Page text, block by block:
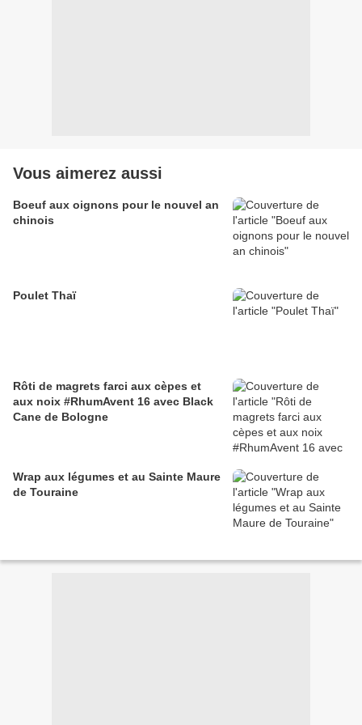
Vous aimerez aussi
Boeuf aux oignons pour le nouvel an
chinois
Poulet Thaï
Rôti de magrets farci aux cèpes et
aux noix #RhumAvent 16 avec Black
Cane de Bologne
Wrap aux légumes et au Sainte Maure
de Touraine